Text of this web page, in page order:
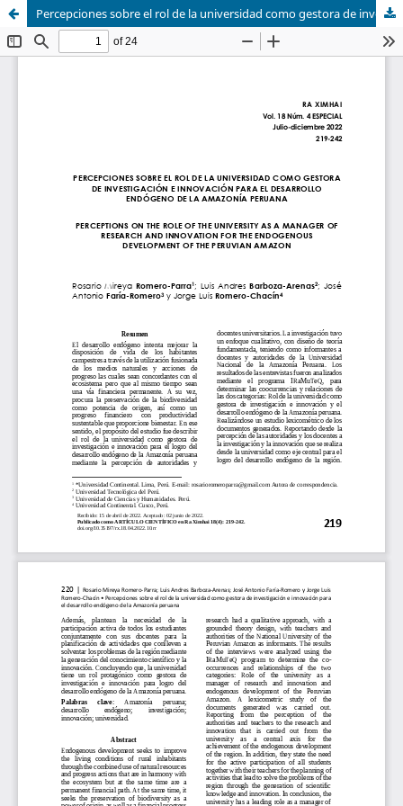
Percepciones sobre el rol de la universidad como gestora de investigación e innovación para el desarrollo endógeno de la amazonía peruana